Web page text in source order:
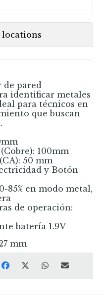
locations
de pared
identificar metales
para técnicos en
que buscan
100mm
50 mm
y Botón
85% en modo metal,
de operación:
batería 1.9V
mm